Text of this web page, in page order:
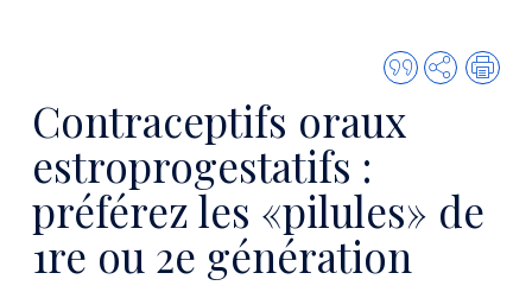
Citer
cette
Partager
Contraceptifs oraux
estroprogestatifs :
préférez les «pilules» de
1re ou 2e génération